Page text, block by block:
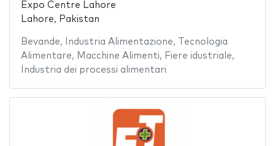
Expo Centre Lahore
Lahore, Pakistan
Bevande, Industria Alimentazione,
Tecnologia
Alimentare, Macchine Alimenti, Fiere idustriale,
Industria dei processi alimentari